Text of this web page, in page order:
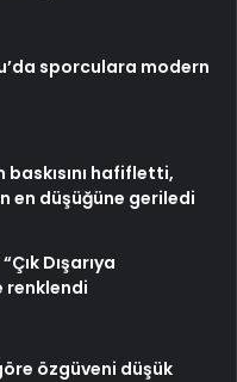
sporculara modern
hafifletti,
en düşüğüne geriledi
Dışarıya
renklendi
özgüveni düşük